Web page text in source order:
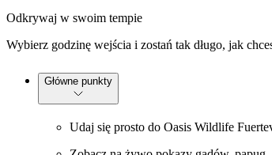
Odkrywaj w swoim tempie
Wybierz godzinę wejścia i zostań tak długo, jak
Główne punkty
Udaj się prosto do Oasis Wildlife